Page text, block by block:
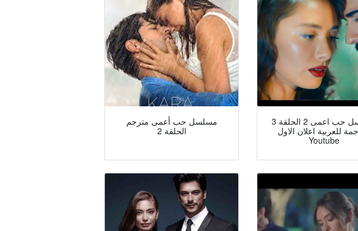
مسلسل حب أعمى مترجم
الحلقة 2
مسلسل حب اعمى 2 الحلقة 3
للعربية اعلان الاول
Youtube